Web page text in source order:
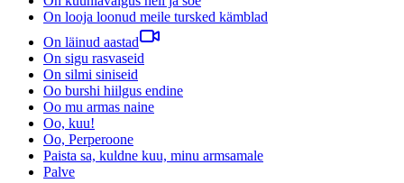
On looja loonud meile tursked kämblad
On läinud aastad
On sigu rasvaseid
On silmi siniseid
Oo burshi hiilgus endine
Oo mu armas naine
Oo, kuu!
Oo, Perperoone
Paista sa, kuldne kuu, minu armsamale
Palve